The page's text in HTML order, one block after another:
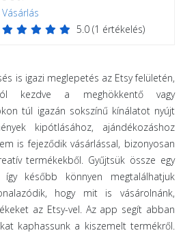
Vásárlás
5.0 (1 értékelés)
is igazi meglepetés az Etsy felületén,
kezdve a meghökkentő vagy
túl igazán sokszínű kínálatot nyújt
kipótlásához, ajándékozáshoz
is fejeződik vásárlással, bizonyosan
termékekből. Gyűjtsük össze egy
később könnyen megtalálhatjuk
hogy mit is vásárolnánk,
az Etsy-vel. Az app segít abban
kaphassunk a kiszemelt termékről.